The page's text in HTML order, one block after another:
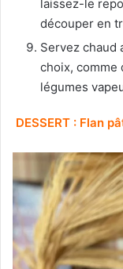
laissez-le
découper en
Servez chaud
choix, comme
légumes
DESSERT : Flan